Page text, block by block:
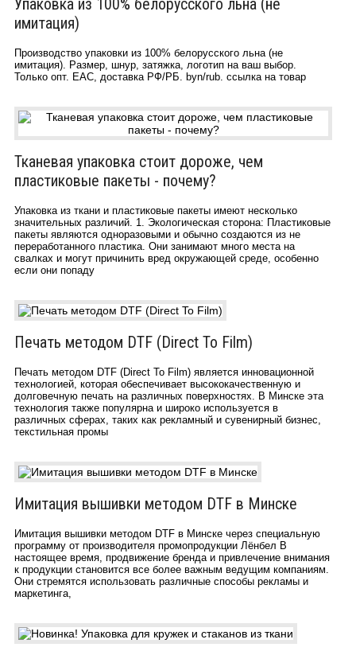
Упаковка из 100% белорусского льна (не
имитация)
Производство упаковки из 100% белорусского льна (не
имитация). Размер, шнур, затяжка, логотип на ваш выбор.
Только опт. ЕАС, доставка РФ/РБ. byn/rub. ссылка на товар
Тканевая упаковка стоит дороже, чем
пластиковые пакеты - почему?
Упаковка из ткани и пластиковые пакеты имеют несколько
значительных различий. 1. Экологическая сторона: Пластиковые
пакеты являются одноразовыми и обычно создаются из не
переработанного пластика. Они занимают много места на
свалках и могут причинить вред окружающей среде, особенно
если они попаду
Печать методом DTF (Direct To Film)
Печать методом DTF (Direct To Film) является инновационной
технологией, которая обеспечивает высококачественную и
долговечную печать на различных поверхностях. В Минске эта
технология также популярна и широко используется в
различных сферах, таких как рекламный и сувенирный бизнес,
текстильная промы
Имитация вышивки методом DTF в Минске
Имитация вышивки методом DTF в Минске через специальную
программу от производителя промопродукции Лёнбел В
настоящее время, продвижение бренда и привлечение внимания
к продукции становится все более важным ведущим компаниям.
Они стремятся использовать различные способы рекламы и
маркетинга,